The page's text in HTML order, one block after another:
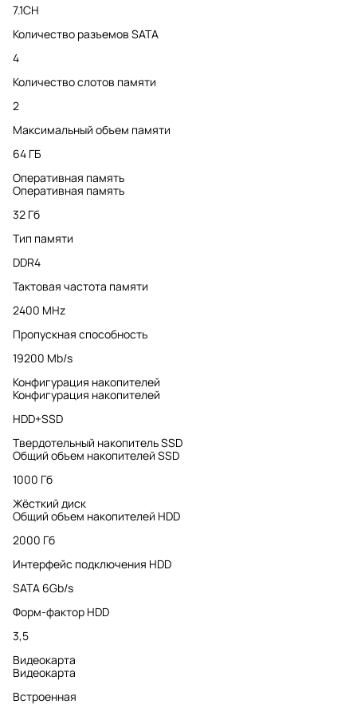
7.1CH
Количество разъемов SATA
4
Количество слотов памяти
2
Максимальный объем памяти
64 ГБ
Оперативная память
Оперативная память
32 Гб
Тип памяти
DDR4
Тактовая частота памяти
2400 MHz
Пропускная способность
19200 Mb/s
Конфигурация накопителей
Конфигурация накопителей
HDD+SSD
Твердотельный накопитель SSD
Общий объем накопителей SSD
1000 Гб
Жёсткий диск
Общий объем накопителей HDD
2000 Гб
Интерфейс подключения HDD
SATA 6Gb/s
Форм-фактор HDD
3,5
Видеокарта
Видеокарта
Встроенная